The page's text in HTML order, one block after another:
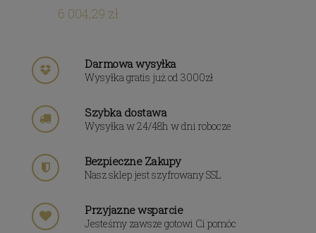
6 004,29 zł
Darmowa wysyłka
Wysyłka gratis już od 3000zł
Szybka dostawa
Wysyłka w 24/48h w dni robocze
Bezpieczne Zakupy
Nasz sklep jest szyfrowany SSL
Przyjazne wsparcie
Jesteśmy zawsze gotowi Ci pomóc